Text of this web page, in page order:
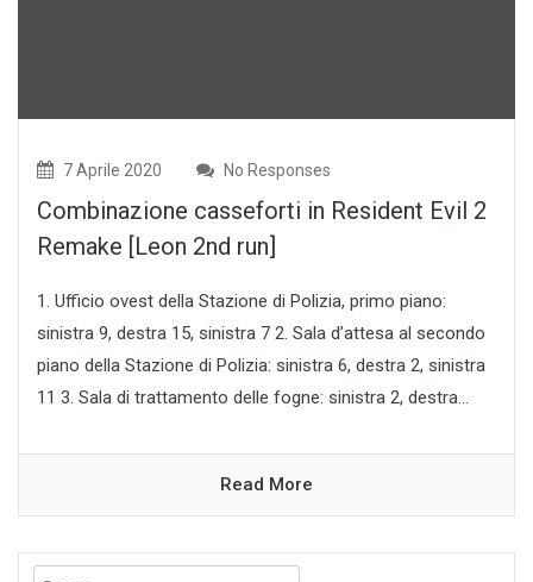
7 Aprile 2020 No Responses
Combinazione casseforti in Resident Evil 2
Remake [Leon 2nd run]
1. Ufficio ovest della Stazione di Polizia, primo piano:
sinistra 9, destra 15, sinistra 7 2. Sala d’attesa al secondo
piano della Stazione di Polizia: sinistra 6, destra 2, sinistra
11 3. Sala di trattamento delle fogne: sinistra 2, destra...
Read More
Ricerca